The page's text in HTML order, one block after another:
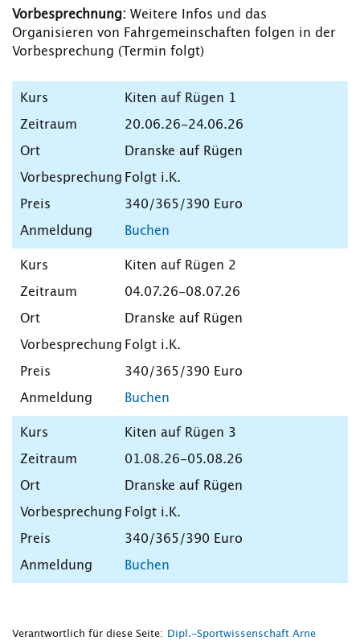
Vorbesprechnung: Weitere Infos und das
Organisieren von Fahrgemeinschaften folgen in der
Vorbesprechung (Termin folgt)
Kiten auf Rügen 1
20.06.26-24.06.26
Dranske auf Rügen
Folgt i.K.
340/365/390 Euro
Buchen
Kiten auf Rügen 2
04.07.26-08.07.26
Dranske auf Rügen
Folgt i.K.
340/365/390 Euro
Buchen
Kiten auf Rügen 3
01.08.26-05.08.26
Dranske auf Rügen
Folgt i.K.
340/365/390 Euro
Buchen
Verantwortlich für diese Seite:
Dipl.-Sportwissenschaft Arne